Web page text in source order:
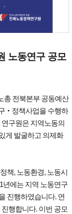
노동연구 공모
총 전북본부 공동예산
‧정책사업을 수행하
구원은 지역노동의
게 발굴하고 의제화
책, 노동환경, 노동시
년에는 지역 노동연구
진행하였습니다. 연
행합니다. 이번 공모